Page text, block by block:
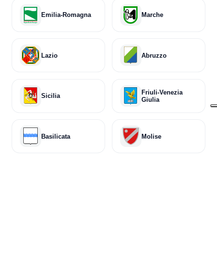
Emilia-Romagna Marche
Lazio Abruzzo
Sicilia
Friuli-Venezia
Giulia
Basilicata Molise